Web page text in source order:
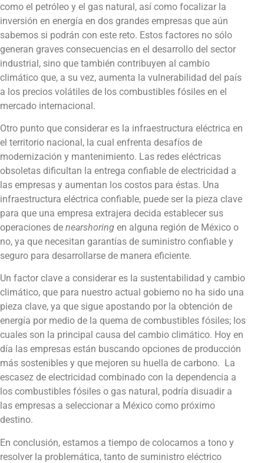
como el petróleo y el gas natural, así como focalizar la
inversión en energía en dos grandes empresas que aún
sabemos si podrán con este reto. Estos factores no sólo
generan graves consecuencias en el desarrollo del sector
industrial, sino que también contribuyen al cambio
climático que, a su vez, aumenta la vulnerabilidad del país
a los precios volátiles de los combustibles fósiles en el
mercado internacional.
Otro punto que considerar es la infraestructura eléctrica en
el territorio nacional, la cual enfrenta desafíos de
modernización y mantenimiento. Las redes eléctricas
obsoletas dificultan la entrega confiable de electricidad a
las empresas y aumentan los costos para éstas. Una
infraestructura eléctrica confiable, puede ser la pieza clave
para que una empresa extrajera decida establecer sus
operaciones de nearshoring en alguna región de México o
no, ya que necesitan garantías de suministro confiable y
seguro para desarrollarse de manera eficiente.
Un factor clave a considerar es la sustentabilidad y cambio
climático, que para nuestro actual gobierno no ha sido una
pieza clave, ya que sigue apostando por la obtención de
energía por medio de la quema de combustibles fósiles; los
cuales son la principal causa del cambio climático. Hoy en
día las empresas están buscando opciones de producción
más sostenibles y que mejoren su huella de carbono. La
escasez de electricidad combinado con la dependencia a
los combustibles fósiles o gas natural, podría disuadir a
las empresas a seleccionar a México como próximo
destino.
En conclusión, estamos a tiempo de colocarnos a tono y
resolver la problemática, tanto de suministro eléctrico